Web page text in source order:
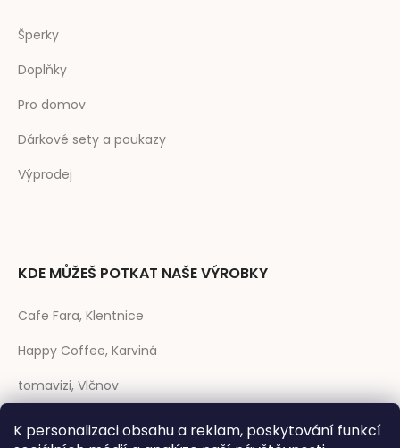
K personalizaci obsahu a reklam, poskytování funkcí
Šperky
Doplňky
Pro domov
Dárkové sety a poukazy
Výprodej
KDE MŮŽEŠ POTKAT NAŠE VÝROBKY
Cafe Fara, Klentnice
Happy Coffee, Karviná
tomavizi, Vlčnov